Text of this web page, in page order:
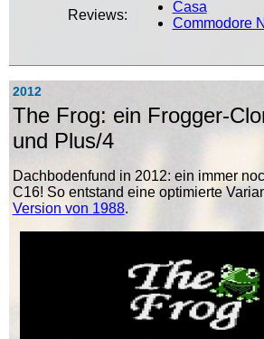
Reviews:
Casa
Commodore
2012
The Frog: ein Frogger-
und Plus/4
Dachbodenfund in 2012: ein immer
C16! So entstand eine optimierte
Version von 1988.